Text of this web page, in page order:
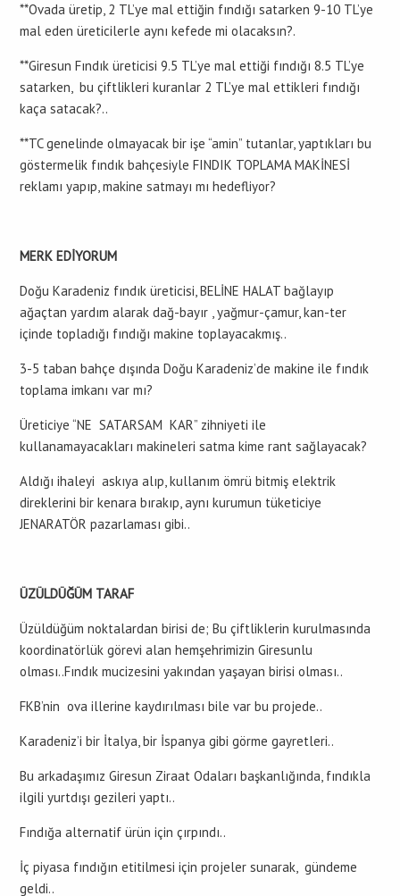
**Ovada üretip, 2 TL’ye mal ettiğin fındığı satarken 9-10 TL’ye
mal eden üreticilerle aynı kefede mi olacaksın?.
**Giresun Fındık üreticisi 9.5 TL’ye mal ettiği fındığı 8.5 TL’ye
satarken, bu çiftlikleri kuranlar 2 TL’ye mal ettikleri fındığı
kaça satacak?..
**TC genelinde olmayacak bir işe “amin” tutanlar, yaptıkları bu
göstermelik fındık bahçesiyle FINDIK TOPLAMA MAKİNESİ
reklamı yapıp, makine satmayı mı hedefliyor?
MERK EDİYORUM
Doğu Karadeniz fındık üreticisi, BELİNE HALAT bağlayıp
ağaçtan yardım alarak dağ-bayır , yağmur-çamur, kan-ter
içinde topladığı fındığı makine toplayacakmış..
3-5 taban bahçe dışında Doğu Karadeniz’de makine ile fındık
toplama imkanı var mı?
Üreticiye “NE SATARSAM KAR” zihniyeti ile
kullanamayacakları makineleri satma kime rant sağlayacak?
Aldığı ihaleyi askıya alıp, kullanım ömrü bitmiş elektrik
direklerini bir kenara bırakıp, aynı kurumun tüketiciye
JENARATÖR pazarlaması gibi..
ÜZÜLDÜĞÜM TARAF
Üzüldüğüm noktalardan birisi de; Bu çiftliklerin kurulmasında
koordinatörlük görevi alan hemşehrimizin Giresunlu
olması..Fındık mucizesini yakından yaşayan birisi olması..
FKB’nin ova illerine kaydırılması bile var bu projede..
Karadeniz’i bir İtalya, bir İspanya gibi görme gayretleri..
Bu arkadaşımız Giresun Ziraat Odaları başkanlığında, fındıkla
ilgili yurtdışı gezileri yaptı..
Fındığa alternatif ürün için çırpındı..
İç piyasa fındığın etitilmesi için projeler sunarak, gündeme
geldi..